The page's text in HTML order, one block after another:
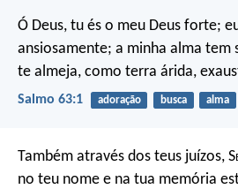
Ó Deus, tu és o meu Deus forte;
ansiosamente; a minha alma tem
te almeja, como terra árida,
Salmo 63:1 adoração busca alma
Também através dos teus juízos, S
no teu nome e na tua memória